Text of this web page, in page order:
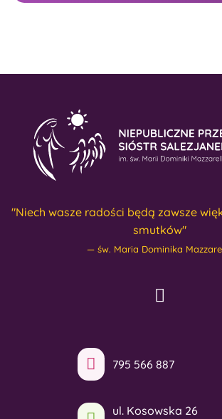
"Niech wasze radości będą zawsze
smutków"
św. Maria Dominika
795 566 887
ul. Kosowska 26